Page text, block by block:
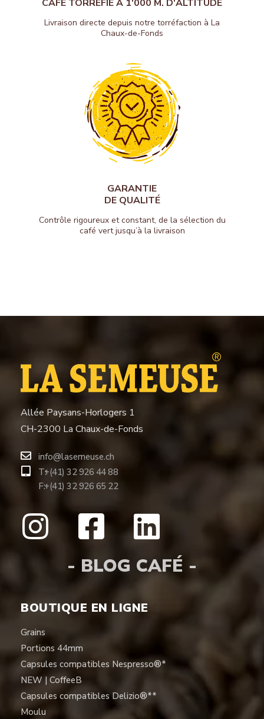
CAFÉ TORRÉFIÉ À 1'000 M. D'ALTITUDE
Livraison directe depuis notre torréfaction à La
Chaux-de-Fonds
GARANTIE
DE QUALITÉ
Contrôle rigoureux et constant, de la sélection du
café vert jusqu’à la livraison
Allée Paysans-Horlogers 1
CH-2300 La Chaux-de-Fonds
info@lasemeuse.ch
T:
F:
+(41) 32 926 44 88
+(41) 32 926 65 22
- BLOG CAFÉ -
BOUTIQUE EN LIGNE
Grains
Portions 44mm
Capsules compatibles Nespresso®*
NEW | CoffeeB
Capsules compatibles Delizio®**
Moulu